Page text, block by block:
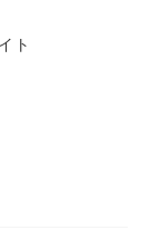
ト